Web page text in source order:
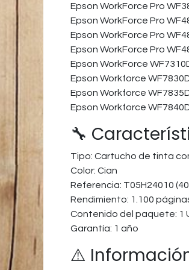
Epson WorkForce Pro
Epson WorkForce Pro
Epson WorkForce Pro
Epson WorkForce Pro
Epson WorkForce
Epson Workforce
Epson Workforce
Epson Workforce
🔧
Tipo: Cartucho de tinta
Color: Cian
Referencia: T05H24010
Rendimiento: 1.100
Contenido del paquete: 1
Garantía: 1 año
⚠️